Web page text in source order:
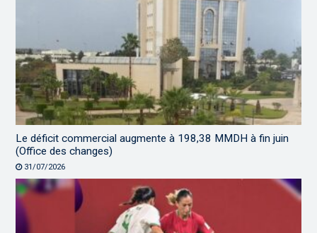
Le déficit commercial augmente à 198,38 MMDH à fin juin
(Office des changes)
31/07/2026